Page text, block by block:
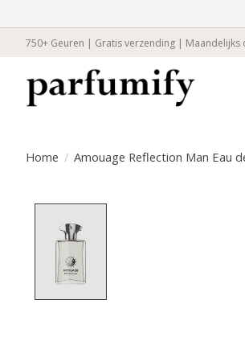
750+ Geuren | Gratis verzending | Maandelijks
Home / Amouage Reflection Man Eau